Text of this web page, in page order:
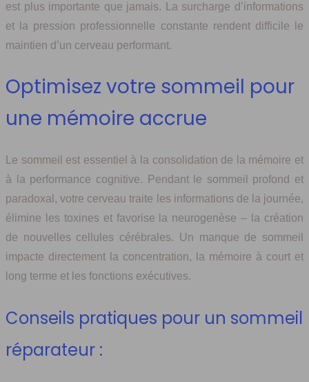
est plus importante que jamais. La surcharge d’informations
et la pression professionnelle constante rendent difficile le
maintien d’un cerveau performant.
Optimisez votre sommeil pour
une mémoire accrue
Le sommeil est essentiel à la consolidation de la mémoire et
à la performance cognitive. Pendant le sommeil profond et
paradoxal, votre cerveau traite les informations de la journée,
élimine les toxines et favorise la neurogenèse – la création
de nouvelles cellules cérébrales. Un manque de sommeil
impacte directement la concentration, la mémoire à court et
long terme et les fonctions exécutives.
Conseils pratiques pour un sommeil
réparateur :